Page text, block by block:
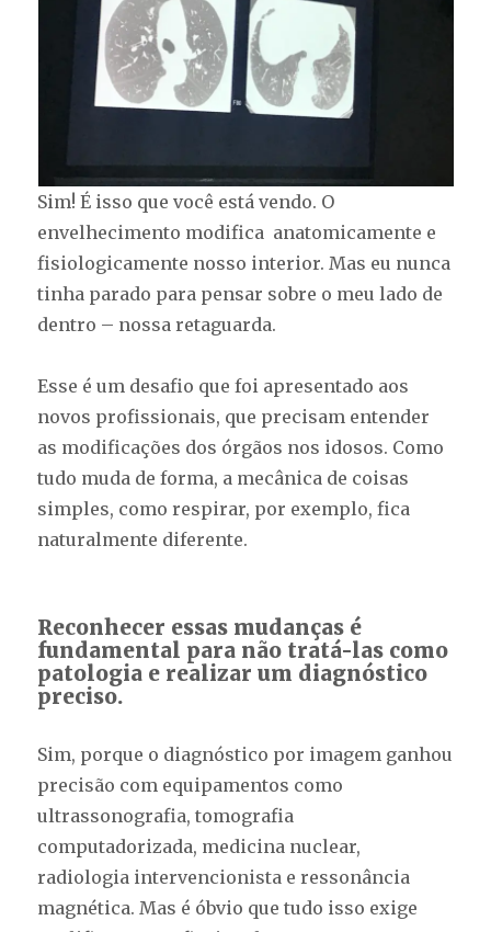
Sim! É isso que você está vendo. O
envelhecimento modifica anatomicamente e
fisiologicamente nosso interior. Mas eu nunca
tinha parado para pensar sobre o meu lado de
dentro – nossa retaguarda.
Esse é um desafio que foi apresentado aos
novos profissionais, que precisam entender
as modificações dos órgãos nos idosos. Como
tudo muda de forma, a mecânica de coisas
simples, como respirar, por exemplo, fica
naturalmente diferente.
Reconhecer essas mudanças é
fundamental para não tratá-las como
patologia e realizar um diagnóstico
preciso.
Sim, porque o diagnóstico por imagem ganhou
precisão com equipamentos como
ultrassonografia, tomografia
computadorizada, medicina nuclear,
radiologia intervencionista e ressonância
magnética. Mas é óbvio que tudo isso exige